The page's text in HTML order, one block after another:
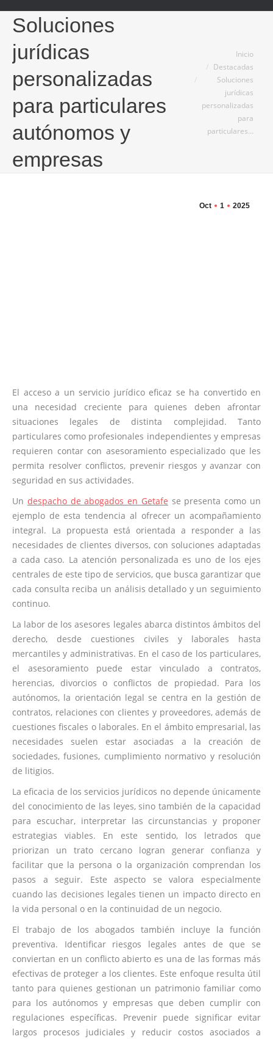
Soluciones
jurídicas
personalizadas
para particulares
autónomos y
empresas
Inicio
Destacadas
Soluciones
jurídicas
personalizadas
para
particulares…
Oct 1 2025
El acceso a un servicio jurídico eficaz se ha convertido en
una necesidad creciente para quienes deben afrontar
situaciones legales de distinta complejidad. Tanto
particulares como profesionales independientes y empresas
requieren contar con asesoramiento especializado que les
permita resolver conflictos, prevenir riesgos y avanzar con
seguridad en sus actividades.
Un despacho de abogados en Getafe se presenta como un
ejemplo de esta tendencia al ofrecer un acompañamiento
integral. La propuesta está orientada a responder a las
necesidades de clientes diversos, con soluciones adaptadas
a cada caso. La atención personalizada es uno de los ejes
centrales de este tipo de servicios, que busca garantizar que
cada consulta reciba un análisis detallado y un seguimiento
continuo.
La labor de los asesores legales abarca distintos ámbitos del
derecho, desde cuestiones civiles y laborales hasta
mercantiles y administrativas. En el caso de los particulares,
el asesoramiento puede estar vinculado a contratos,
herencias, divorcios o conflictos de propiedad. Para los
autónomos, la orientación legal se centra en la gestión de
contratos, relaciones con clientes y proveedores, además de
cuestiones fiscales o laborales. En el ámbito empresarial, las
necesidades suelen estar asociadas a la creación de
sociedades, fusiones, cumplimiento normativo y resolución
de litigios.
La eficacia de los servicios jurídicos no depende únicamente
del conocimiento de las leyes, sino también de la capacidad
para escuchar, interpretar las circunstancias y proponer
estrategias viables. En este sentido, los letrados que
priorizan un trato cercano logran generar confianza y
facilitar que la persona o la organización comprendan los
pasos a seguir. Este aspecto se valora especialmente
cuando las decisiones legales tienen un impacto directo en
la vida personal o en la continuidad de un negocio.
El trabajo de los abogados también incluye la función
preventiva. Identificar riesgos legales antes de que se
conviertan en un conflicto abierto es una de las formas más
efectivas de proteger a los clientes. Este enfoque resulta útil
tanto para quienes gestionan un patrimonio familiar como
para los autónomos y empresas que deben cumplir con
regulaciones específicas. Prevenir puede significar evitar
largos procesos judiciales y reducir costos asociados a